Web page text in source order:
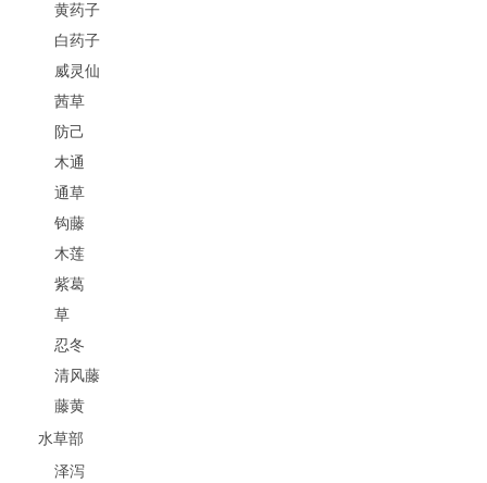
黄药子
白药子
威灵仙
茜草
防己
木通
通草
钩藤
木莲
紫葛
草
忍冬
清风藤
藤黄
水草部
泽泻